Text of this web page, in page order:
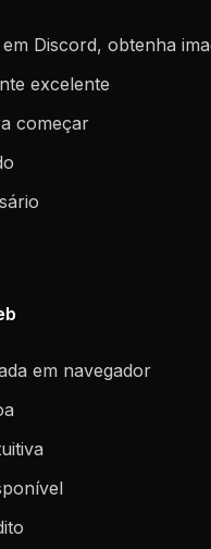
Discord, obtenha
excelente
começar
em navegador